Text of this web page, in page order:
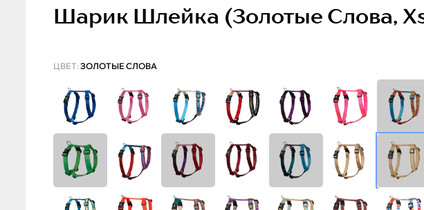
Шарик Шлейка (золотые Слова,
ЦВЕТ: ЗОЛОТЫЕ СЛОВА